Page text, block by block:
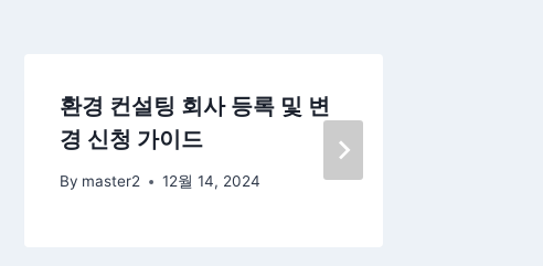
환경 컨설팅 회사 등록 및 변
경 신청 가이드
By master2 12월 14, 2024